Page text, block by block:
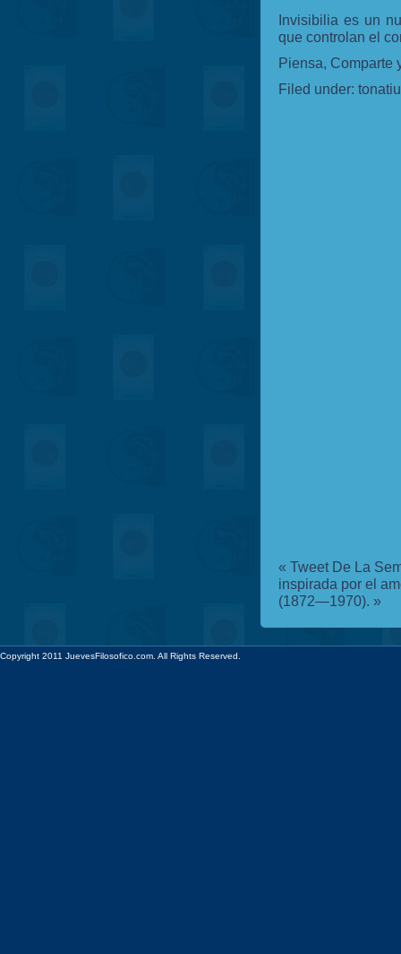
Invisibilia es un
que controlan el
Piensa, Comparte
Filed under:
« Tweet De La
inspirada por el
(1872—1970). »
Copyright 2011 JuevesFilosofico.com. All Rights Reserved.